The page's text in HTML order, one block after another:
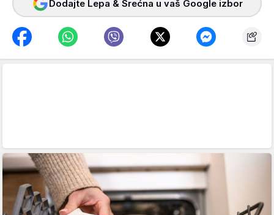
Dodajte Lepa & Srećna u vaš Google izbor